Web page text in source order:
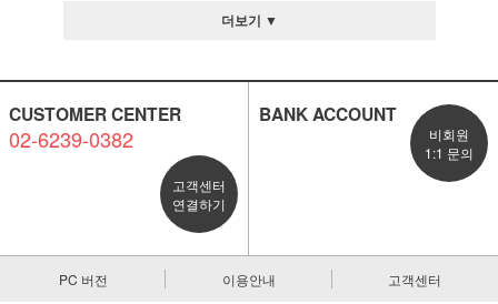
더보기 ▼
CUSTOMER CENTER
02-6239-0382
고객센터
연결하기
BANK ACCOUNT
비회원
1:1 문의
PC 버전 이용안내 고객센터